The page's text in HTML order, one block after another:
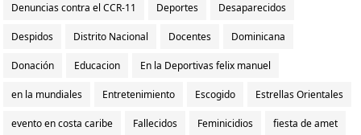
Denuncias contra el CCR-11 Deportes Desaparecidos
Despidos Distrito Nacional Docentes Dominicana
Donación Educacion En la Deportivas felix manuel
en la mundiales Entretenimiento Escogido Estrellas Orientales
evento en costa caribe Fallecidos Feminicidios fiesta de amet